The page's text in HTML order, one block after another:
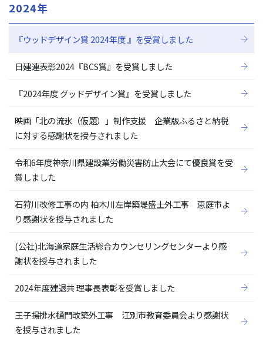
2024年
『ウッドデザイン賞 2024年度 』を受賞しました
日建連表彰2024『BCS賞』を受賞しました
『2024年度 グッドデザイン賞』を受賞しました
映画「北の流氷（仮題）」制作支援 企業版ふるさと納税
に対する感謝状を授与されました
令和6年度神奈川県建設業労働災害防止大会にて優良賞を受
賞しました
石狩川改修工事の内 柏木川左岸築堤盛土外工事 恵庭市よ
り感謝状を授与されました
(公社)北海道家庭生活総合カウンセリングセンターより感
謝状を授与されました
2024年度建退共 理事長表彰を受賞しました
王子揚排水樋門改築外工事 江別市教育委員会より感謝状
を授与されました